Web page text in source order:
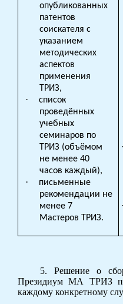
опубликованных
патентов
соискателя с
указанием
методических
аспектов
применения
ТРИЗ,
·
список
проведённых
учебных
семинаров по
ТРИЗ (объёмом
не менее 40
часов каждый),
·
письменные
рекомендации не
менее 7
Мастеров ТРИЗ.
·
·
5. Решение о
Президиум МА ТРИЗ
каждому конкретному